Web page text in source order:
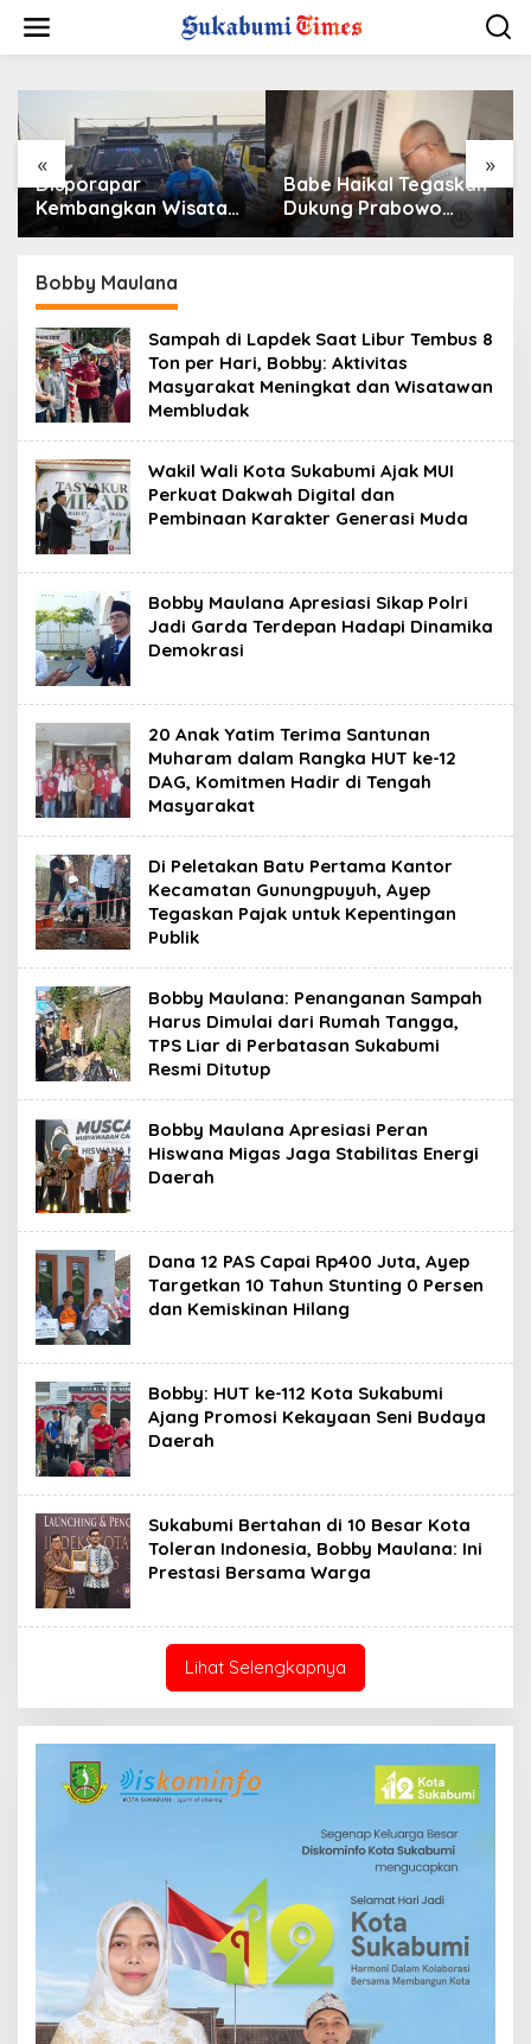
w
« »
Disporapar
Kembangkan Wisata
Jeep di Kota
Kawasan Wisata Air
Panas Cikundul: Upaya
Peningkatan PAD
Babe Haikal Tegaskan
Dukung Prabowo
hingga 2034: Kalau
Bobby Maulana
Sampah di Lapdek Saat Libur Tembus 8
Ton per Hari, Bobby: Aktivitas
Masyarakat Meningkat dan Wisatawan
Membludak
Wakil Wali Kota Sukabumi Ajak MUI
Perkuat Dakwah Digital dan
Pembinaan Karakter Generasi Muda
Bobby Maulana Apresiasi Sikap Polri
Jadi Garda Terdepan Hadapi Dinamika
Demokrasi
20 Anak Yatim Terima Santunan
Muharam dalam Rangka HUT ke-12
DAG, Komitmen Hadir di Tengah
Masyarakat
Di Peletakan Batu Pertama Kantor
Kecamatan Gunungpuyuh, Ayep
Tegaskan Pajak untuk Kepentingan
Publik
Bobby Maulana: Penanganan Sampah
Harus Dimulai dari Rumah Tangga,
TPS Liar di Perbatasan Sukabumi
Resmi Ditutup
Bobby Maulana Apresiasi Peran
Hiswana Migas Jaga Stabilitas Energi
Daerah
Dana 12 PAS Capai Rp400 Juta, Ayep
Targetkan 10 Tahun Stunting 0 Persen
dan Kemiskinan Hilang
Bobby: HUT ke-112 Kota Sukabumi
Ajang Promosi Kekayaan Seni Budaya
Daerah
Sukabumi Bertahan di 10 Besar Kota
Toleran Indonesia, Bobby Maulana: Ini
Prestasi Bersama Warga
Lihat Selengkapnya